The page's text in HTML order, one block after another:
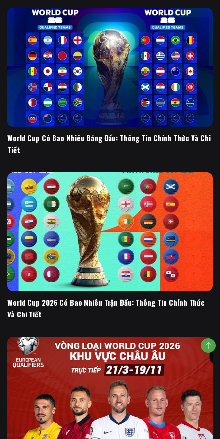
World Cup Có Bao Nhiêu Bảng Đấu: Thông Tin Chính Thức Và Chi
Tiết
World Cup 2026 Có Bao Nhiêu Trận Đấu: Thông Tin Chính Thức
Và Chi Tiết